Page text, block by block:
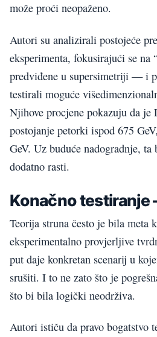
može proći neopaženo.
Autori su analizirali postojeće
eksperimenta, fokusirajući se
predviđene u supersimetriji — i
testirali moguće
Njihove procjene pokazuju da
postojanje petorki ispod 675
GeV. Uz buduće nadogradnje,
dodatno rasti.
Konačno testiranje
Teorija struna često je bila meta
eksperimentalno provjerljive
put daje konkretan scenarij u
srušiti. I to ne zato što je
što bi bila logički neodrživa.
Autori ističu da pravo bogatstvo